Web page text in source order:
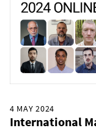
4 MAY 2024
International